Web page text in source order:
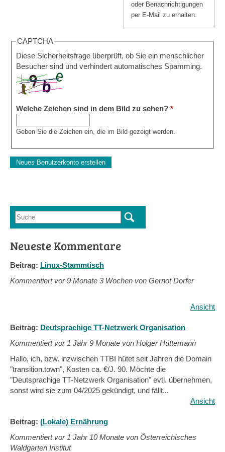
oder Benachrichtigungen
per E-Mail zu erhalten.
CAPTCHA
Diese Sicherheitsfrage überprüft, ob Sie ein menschlicher
Besucher sind und verhindert automatisches Spamming.
Welche Zeichen sind in dem Bild zu sehen? *
Geben Sie die Zeichen ein, die im Bild gezeigt werden.
Suchformular
Suche
Neueste Kommentare
Beitrag: Linux-Stammtisch
Kommentiert vor9 Monate 3 Wochen von Gernot Dorfer
Ansicht
Beitrag: Deutsprachige TT-Netzwerk Organisation
Kommentiert vor 1 Jahr 9 Monate von Holger Hüttemann
Hallo, ich, bzw. inzwischen TTBI hütet seit Jahren die Domain
"transition.town", Kosten ca. €/J. 90. Möchte die
"Deutsprachige TT-Netzwerk Organisation" evtl. übernehmen,
sonst wird sie zum 04/2025 gekündigt, und fällt...
Ansicht
Beitrag: (Lokale) Ernährung
Kommentiert vor 1 Jahr 10 Monate von Österreichisches
Waldgarten Institut